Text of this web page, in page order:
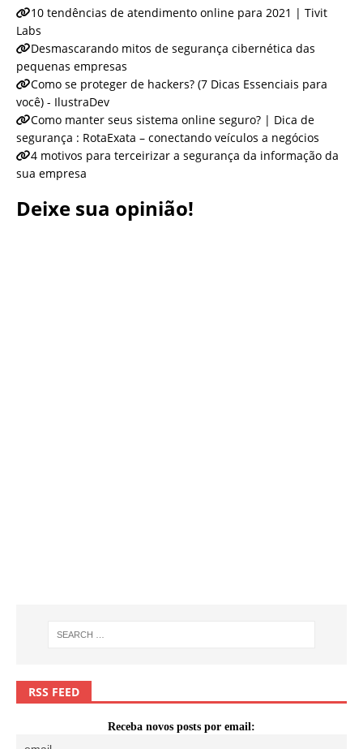
10 tendências de atendimento online para 2021 | Tivit
Labs
Desmascarando mitos de segurança cibernética das
pequenas empresas
Como se proteger de hackers? (7 Dicas Essenciais para
você) - IlustraDev
Como manter seus sistema online seguro? | Dica de
segurança : RotaExata – conectando veículos a negócios
4 motivos para terceirizar a segurança da informação da
sua empresa
Deixe sua opinião!
RSS FEED
Receba novos posts por email: